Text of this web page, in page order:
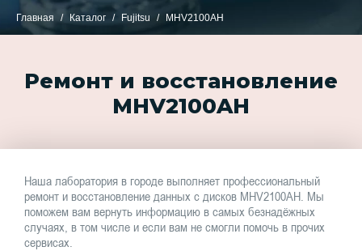
Главная Каталог Fujitsu MHV2100AH
Ремонт и восстановление
MHV2100AH
Наша лаборатория в городе выполняет профессиональный
ремонт и восстановление данных с дисков MHV2100AH. Мы
поможем вам вернуть информацию в самых безнадёжных
случаях, в том числе и если вам не смогли помочь в прочих
сервисах.